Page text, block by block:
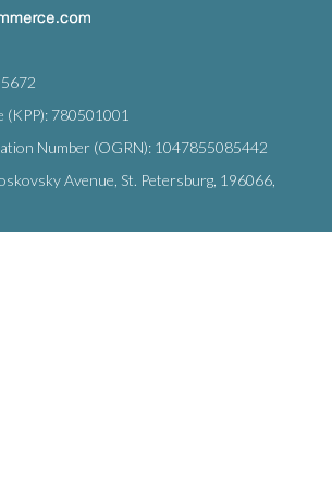
(KPP): 780501001
Number (OGRN): 1047855085442
Avenue, St. Petersburg, 196066,